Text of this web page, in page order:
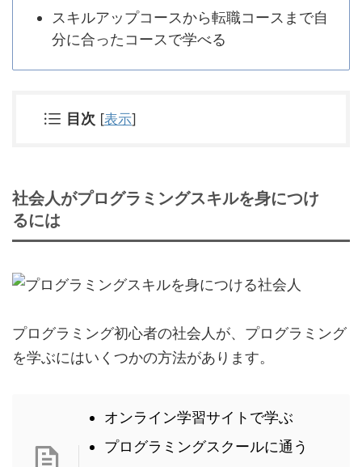
スキルアップコースから転職コースまで自
分に合ったコースで学べる
目次 [表示]
社会人がプログラミングスキルを身につけ
るには
プログラミング初心者の社会人が、プログラミング
を学ぶにはいくつかの方法があります。
オンライン学習サイトで学ぶ
プログラミングスクールに通う